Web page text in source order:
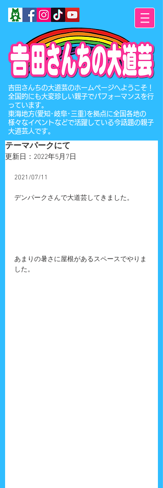
​吉田さんちの大道芸のホームページへようこそ！
全国的にも大変珍しい親子でパフォーマンスを行
っています。
東海地方(愛知･岐阜･三重)を拠点に全国各地の
様々なイベントなどで活躍している今話題の親子
大道芸人です。
テーマパークにて
更新日： 2022年5月7日
2021/07/11
デンパークさんで大道芸してきました。
あまりの暑さに屋根があるスペースでやりま
した。